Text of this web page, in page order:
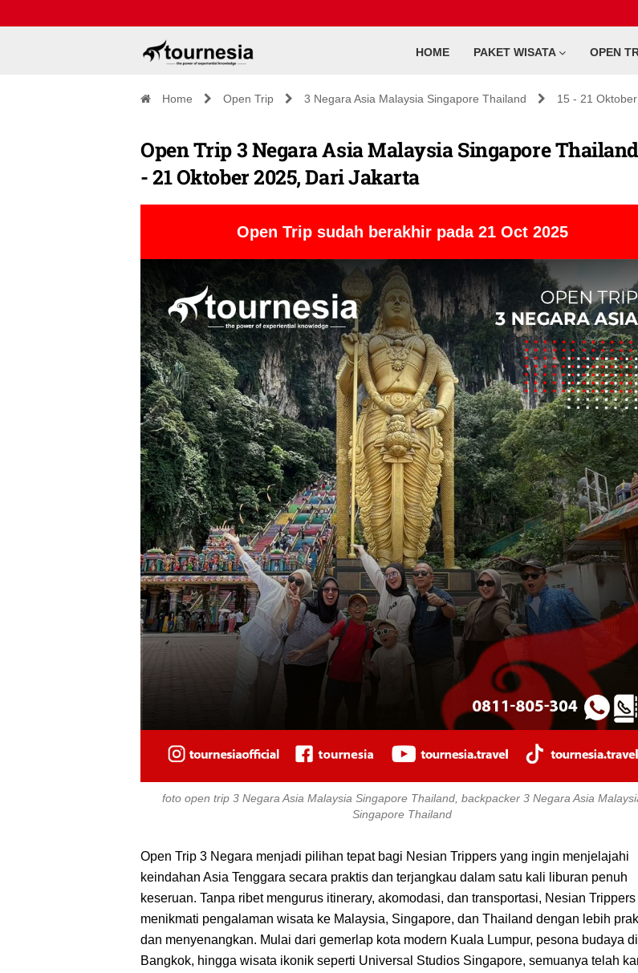
HOME PAKET WISATA OPEN
Home Open Trip 3 Negara Asia Malaysia Singapore Thailand 15 - 21
Open Trip 3 Negara Asia Malaysia Singapore
- 21 Oktober 2025, Dari Jakarta
Open Trip sudah berakhir pada 21 Oct 2025
foto open trip 3 Negara Asia Malaysia Singapore Thailand, backpacker 3 Negara Asia
Singapore Thailand
Open Trip 3 Negara menjadi pilihan tepat bagi Nesian Trippers yang ingin menjelajahi
keindahan Asia Tenggara secara praktis dan terjangkau dalam satu kali liburan penuh
keseruan. Tanpa ribet mengurus itinerary, akomodasi, dan transportasi, Nesian Trippers
menikmati pengalaman wisata ke Malaysia, Singapore, dan Thailand dengan lebih
dan menyenangkan. Mulai dari gemerlap kota modern Kuala Lumpur, pesona budaya di
Bangkok, hingga wisata ikonik seperti Universal Studios Singapore, semuanya telah